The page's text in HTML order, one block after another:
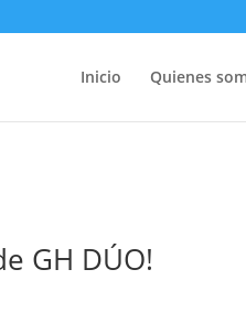
Inicio Quienes
GH DÚO!